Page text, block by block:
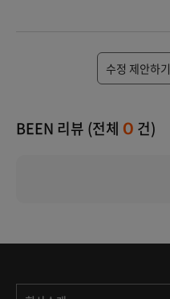
수정 제안하기
BEEN 리뷰 (전체 0 건)